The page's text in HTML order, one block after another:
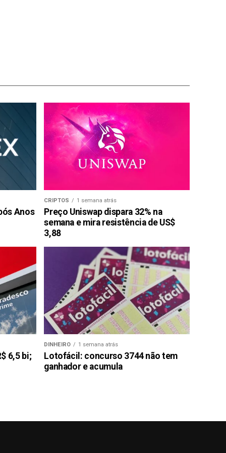
Anos
CRIPTOS 1 semana atrás
Preço Uniswap dispara 32% na
semana e mira resistência de US$
3,88
6,5 bi;
DINHEIRO 1 semana atrás
Lotofácil: concurso 3744 não tem
ganhador e acumula